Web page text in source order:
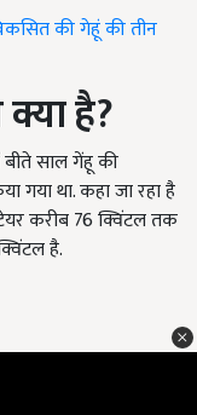
की गेहूं की तीन
क्या है?
साल गेंहू की
गया था. कहा जा रहा है
करीब 76 क्विंटल तक
है.